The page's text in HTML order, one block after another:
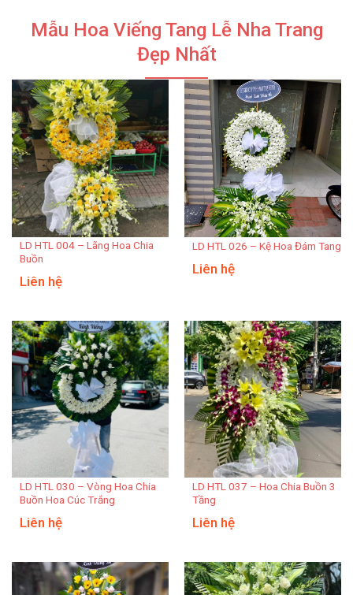
Mẫu Hoa Viếng Tang Lễ Nha Trang
Đẹp Nhất
LD HTL 004 – Lãng Hoa Chia
Buồn
Liên hệ
LD HTL 026 – Kệ Hoa Đám Tang
Liên hệ
LD HTL 030 – Vòng Hoa Chia
Buồn Hoa Cúc Trắng
Liên hệ
LD HTL 037 – Hoa Chia Buồn 3
Tầng
Liên hệ